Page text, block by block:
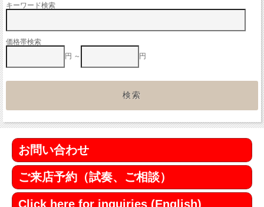
キーワード検索
価格帯検索
円 ～
円
お問い合わせ
ご来店予約（試奏、ご相談）
Click here for inquiries (English)